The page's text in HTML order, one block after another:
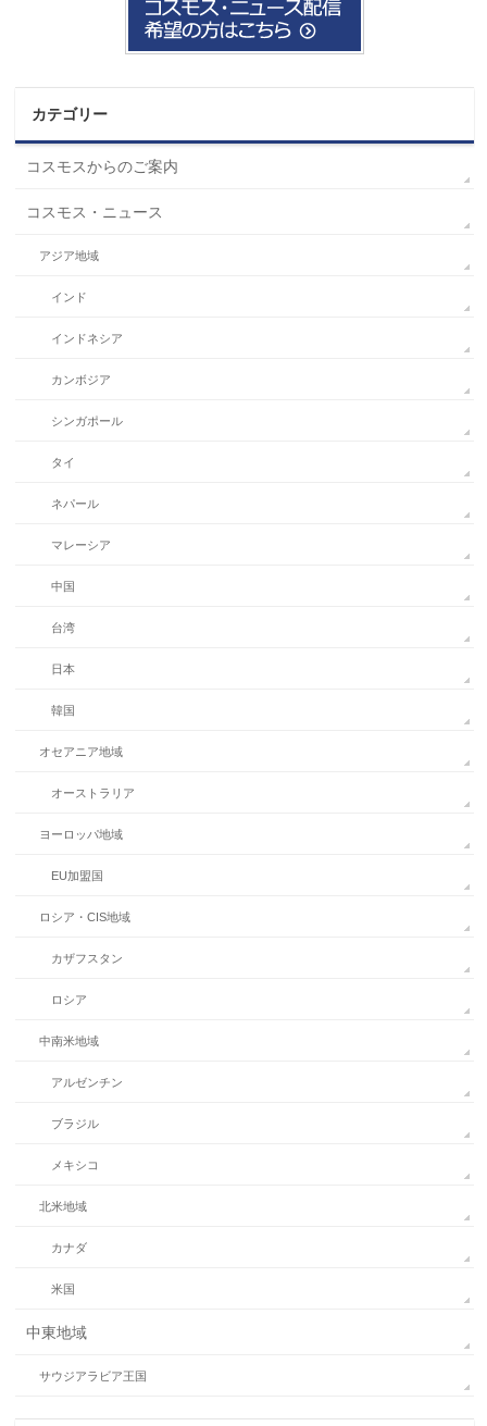
カテゴリー
コスモスからのご案内
コスモス・ニュース
アジア地域
インド
インドネシア
カンボジア
シンガポール
タイ
ネパール
マレーシア
中国
台湾
日本
韓国
オセアニア地域
オーストラリア
ヨーロッパ地域
EU加盟国
ロシア・CIS地域
カザフスタン
ロシア
中南米地域
アルゼンチン
ブラジル
メキシコ
北米地域
カナダ
米国
中東地域
サウジアラビア王国